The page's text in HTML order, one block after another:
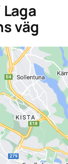
väg